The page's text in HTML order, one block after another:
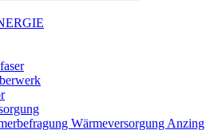
Wärmeversorgung Anzing